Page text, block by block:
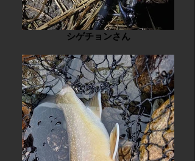
シゲチョンさん